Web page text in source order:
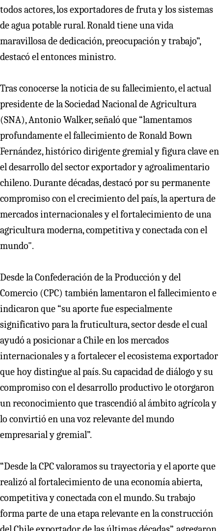
todos actores, los exportadores de fruta y los sistemas
de agua potable rural. Ronald tiene una vida
maravillosa de dedicación, preocupación y trabajo”,
destacó el entonces ministro.
Tras conocerse la noticia de su fallecimiento, el actual
presidente de la Sociedad Nacional de Agricultura
(SNA), Antonio Walker, señaló que “lamentamos
profundamente el fallecimiento de Ronald Bown
Fernández, histórico dirigente gremial y figura clave en
el desarrollo del sector exportador y agroalimentario
chileno. Durante décadas, destacó por su permanente
compromiso con el crecimiento del paı́s, la apertura de
mercados internacionales y el fortalecimiento de una
agricultura moderna, competitiva y conectada con el
mundo".
Desde la Confederación de la Producción y del
Comercio (CPC) también lamentaron el fallecimiento e
indicaron que “su aporte fue especialmente
significativo para la fruticultura, sector desde el cual
ayudó a posicionar a Chile en los mercados
internacionales y a fortalecer el ecosistema exportador
que hoy distingue al país. Su capacidad de diálogo y su
compromiso con el desarrollo productivo le otorgaron
un reconocimiento que trascendió al ámbito agrícola y
lo convirtió en una voz relevante del mundo
empresarial y gremial”.
“Desde la CPC valoramos su trayectoria y el aporte que
realizó al fortalecimiento de una economía abierta,
competitiva y conectada con el mundo. Su trabajo
forma parte de una etapa relevante en la construcción